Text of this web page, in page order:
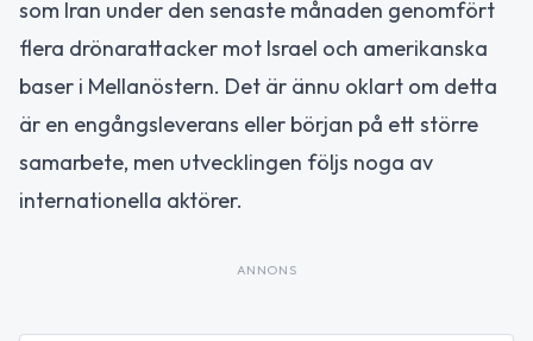
som Iran under den senaste månaden genomfört
flera drönarattacker mot Israel och amerikanska
baser i Mellanöstern. Det är ännu oklart om detta
är en engångsleverans eller början på ett större
samarbete, men utvecklingen följs noga av
internationella aktörer.
ANNONS